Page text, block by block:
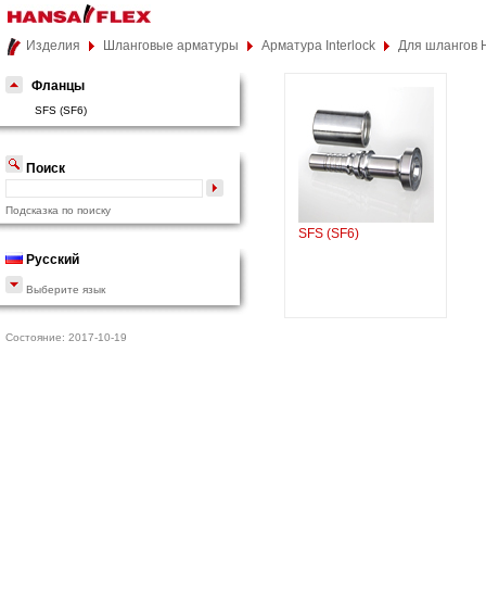
Изделия Шланговые арматуры Арматура Interlock Для шлангов
Фланцы
SFS (SF6)
Поиск
Подсказка по поиску
Русский
Выберите язык
Состояние: 2017-10-19
SFS (SF6)